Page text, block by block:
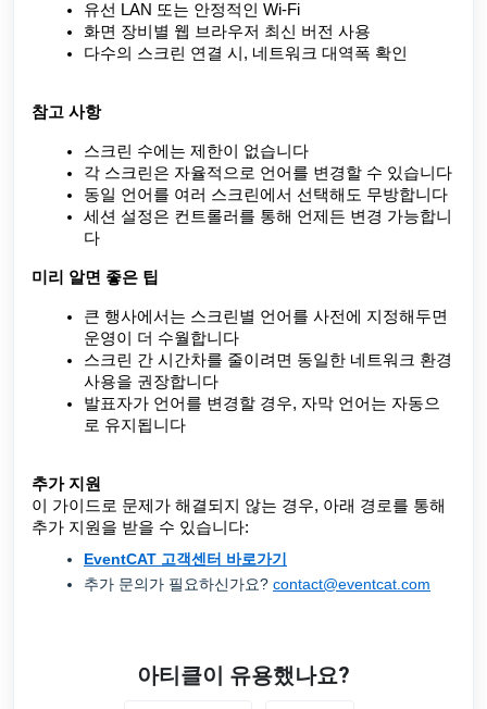
유선 LAN 또는 안정적인 Wi-Fi
화면 장비별 웹 브라우저 최신 버전 사용
다수의 스크린 연결 시, 네트워크 대역폭 확인
참고 사항
스크린 수에는 제한이 없습니다
각 스크린은 자율적으로 언어를 변경할 수 있습니다
동일 언어를 여러 스크린에서 선택해도 무방합니다
세션 설정은 컨트롤러를 통해 언제든 변경 가능합니
다
미리 알면 좋은 팁
큰 행사에서는 스크린별 언어를 사전에 지정해두면
운영이 더 수월합니다
스크린 간 시간차를 줄이려면 동일한 네트워크 환경
사용을 권장합니다
발표자가 언어를 변경할 경우, 자막 언어는 자동으
로 유지됩니다
추가 지원
이 가이드로 문제가 해결되지 않는 경우, 아래 경로를 통해
추가 지원을 받을 수 있습니다:
EventCAT 고객센터 바로가기
추가 문의가 필요하신가요? contact@eventcat.com
아티클이 유용했나요?